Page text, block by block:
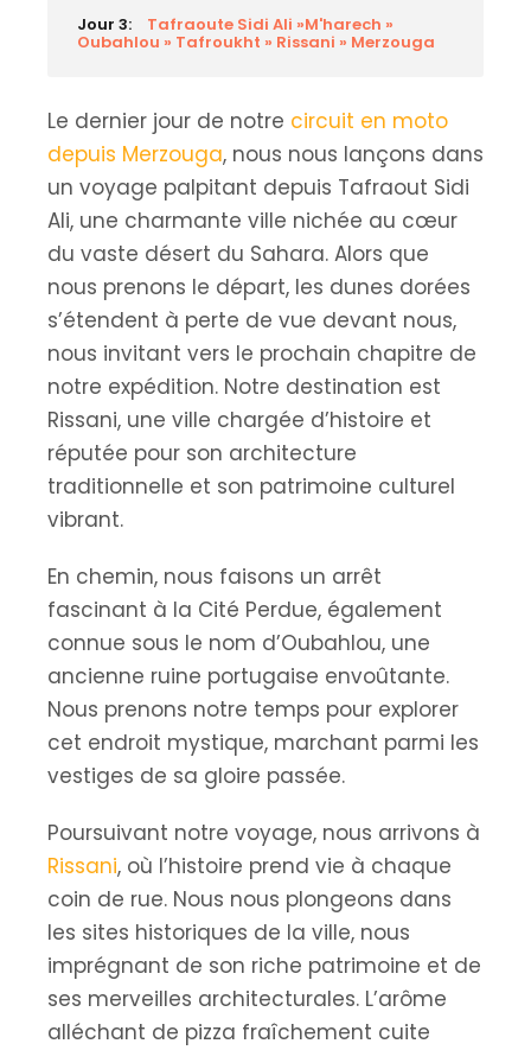
Jour 3: Tafraoute Sidi Ali »M'harech »
Oubahlou » Tafroukht » Rissani » Merzouga
Le dernier jour de notre circuit en moto
depuis Merzouga, nous nous lançons dans
un voyage palpitant depuis Tafraout Sidi
Ali, une charmante ville nichée au cœur
du vaste désert du Sahara. Alors que
nous prenons le départ, les dunes dorées
s’étendent à perte de vue devant nous,
nous invitant vers le prochain chapitre de
notre expédition. Notre destination est
Rissani, une ville chargée d’histoire et
réputée pour son architecture
traditionnelle et son patrimoine culturel
vibrant.
En chemin, nous faisons un arrêt
fascinant à la Cité Perdue, également
connue sous le nom d’Oubahlou, une
ancienne ruine portugaise envoûtante.
Nous prenons notre temps pour explorer
cet endroit mystique, marchant parmi les
vestiges de sa gloire passée.
Poursuivant notre voyage, nous arrivons à
Rissani, où l’histoire prend vie à chaque
coin de rue. Nous nous plongeons dans
les sites historiques de la ville, nous
imprégnant de son riche patrimoine et de
ses merveilles architecturales. L’arôme
alléchant de pizza fraîchement cuite